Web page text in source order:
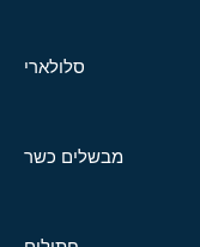
סלולארי
מבשלים כשר